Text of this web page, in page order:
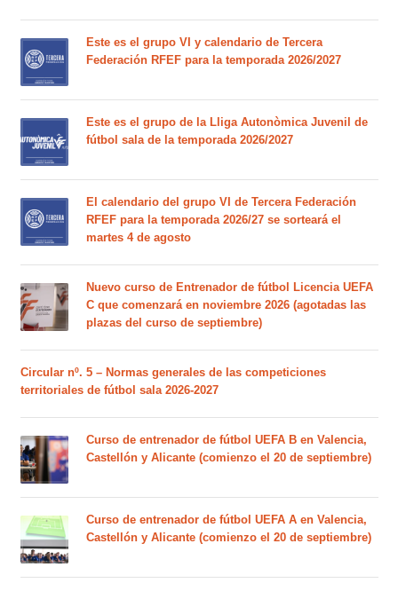
Este es el grupo VI y calendario de Tercera
Federación RFEF para la temporada 2026/2027
Este es el grupo de la Lliga Autonòmica Juvenil de
fútbol sala de la temporada 2026/2027
El calendario del grupo VI de Tercera Federación
RFEF para la temporada 2026/27 se sorteará el
martes 4 de agosto
Nuevo curso de Entrenador de fútbol Licencia UEFA
C que comenzará en noviembre 2026 (agotadas las
plazas del curso de septiembre)
Circular nº. 5 – Normas generales de las competiciones
territoriales de fútbol sala 2026-2027
Curso de entrenador de fútbol UEFA B en Valencia,
Castellón y Alicante (comienzo el 20 de septiembre)
Curso de entrenador de fútbol UEFA A en Valencia,
Castellón y Alicante (comienzo el 20 de septiembre)